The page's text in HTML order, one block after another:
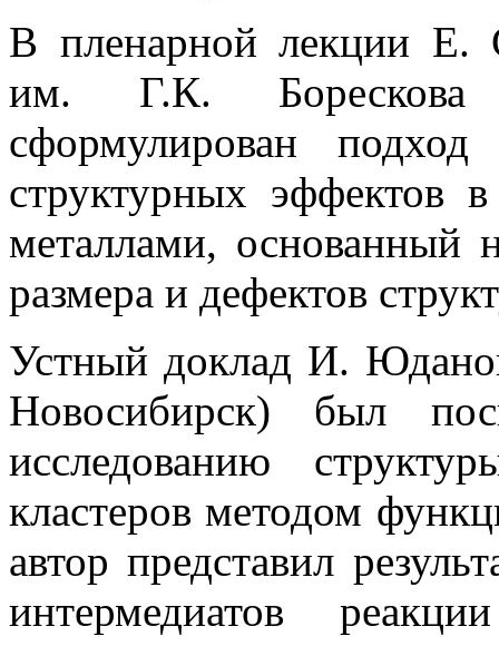
В пленарной лекции Е.
им. Г.К.
сформулирован
структурных эффектов
металлами, основанный
размера и дефектов
Устный доклад И.
Новосибирск) был
исследованию
кластеров методом
автор представил
интермедиатов